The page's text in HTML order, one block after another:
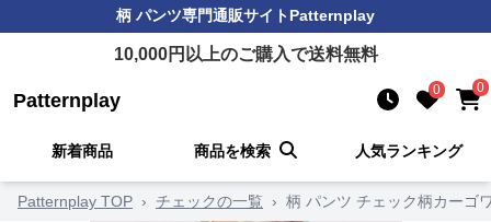
柄 パンツ専門通販サイトPatternplay
10,000円以上のご購入で送料無料
Patternplay 0 0
新着商品 商品を検索 人気ランキング
Patternplay TOP › チェックの一覧 › 柄 パンツ チェック柄カーゴ